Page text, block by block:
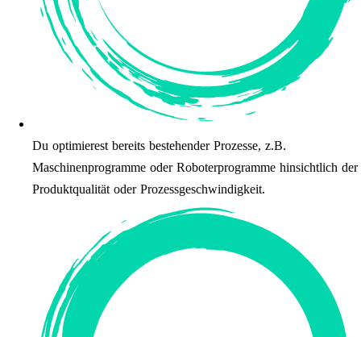
Du optimierest bereits bestehender Prozesse, z.B.
Maschinenprogramme oder Roboterprogramme hinsichtlich der
Produktqualität oder Prozessgeschwindigkeit.